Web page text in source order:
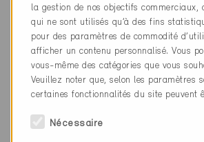
Sabine von Stockar
Responsable Formation et
la direction
la gestion de nos objectifs commerciaux,
qui ne sont utilisés qu’à des fins
pour des paramètres de commodité
afficher un contenu personnalisé. Vous
vous-même des catégories que vous
Veuillez noter que, selon les paramètres
certaines fonctionnalités du site peuvent
Nécessaire